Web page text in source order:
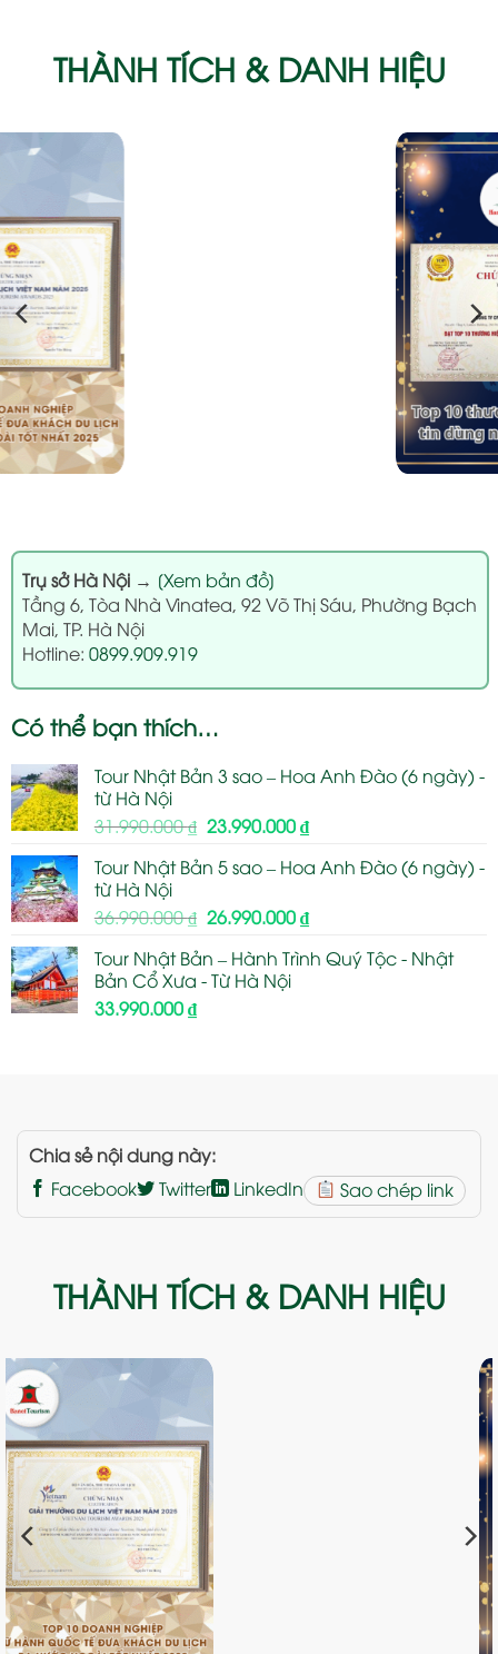
THÀNH TÍCH & DANH HIỆU
Trụ sở Hà Nội→ [Xem bản đồ]
Tầng 6, Tòa Nhà Vinatea, 92 Võ Thị Sáu, Phường Bạch
Mai, TP. Hà Nội
Hotline: 0899.909.919
Có thể bạn thích…
Tour Nhật Bản 3 sao – Hoa Anh Đào (6 ngày) -
từ Hà Nội
31.990.000₫ Giá
là:
23.990.000₫Giá
tại
23.990.000 ₫.
Tour Nhật Bản 5 sao – Hoa Anh Đào (6 ngày) -
từ Hà Nội
36.990.000₫ Giá
là:
36.990.000 ₫.
26.990.000₫Giá
tại
Tour Nhật Bản – Hành Trình Quý Tộc - Nhật
Bản Cổ Xưa - Từ Hà Nội
33.990.000₫
Chia sẻ nội dung này:
Facebook
Twitter LinkedIn Sao chép link
THÀNH TÍCH & DANH HIỆU